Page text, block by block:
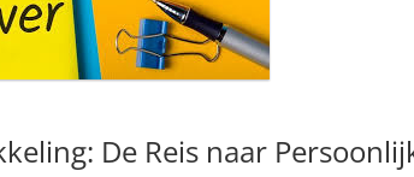
De Reis naar